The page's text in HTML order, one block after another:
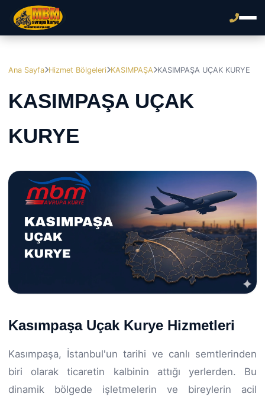
Ana Sayfa Hizmet Bölgeleri KASIMPAŞA KASIMPAŞA UÇAK KURYE
KASIMPAŞA UÇAK
KURYE
Kasımpaşa Uçak Kurye Hizmetleri
Kasımpaşa, İstanbul'un tarihi ve canlı semtlerinden
biri olarak ticaretin kalbinin attığı yerlerden. Bu
dinamik bölgede işletmelerin ve bireylerin acil